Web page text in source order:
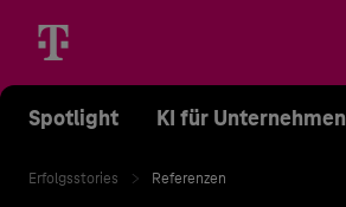
Spotlight KI für Unternehmen
Erfolgsstories Referenzen